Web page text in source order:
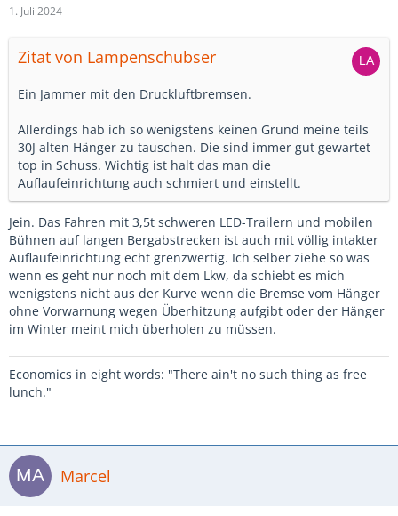
1. Juli 2024
Zitat von Lampenschubser
Ein Jammer mit den Druckluftbremsen.
Allerdings hab ich so wenigstens keinen Grund meine teils
30J alten Hänger zu tauschen. Die sind immer gut gewartet
top in Schuss. Wichtig ist halt das man die
Auflaufeinrichtung auch schmiert und einstellt.
Jein. Das Fahren mit 3,5t schweren LED-Trailern und mobilen
Bühnen auf langen Bergabstrecken ist auch mit völlig intakter
Auflaufeinrichtung echt grenzwertig. Ich selber ziehe so was
wenn es geht nur noch mit dem Lkw, da schiebt es mich
wenigstens nicht aus der Kurve wenn die Bremse vom Hänger
ohne Vorwarnung wegen Überhitzung aufgibt oder der Hänger
im Winter meint mich überholen zu müssen.
Economics in eight words: "There ain't no such thing as free
lunch."
Marcel